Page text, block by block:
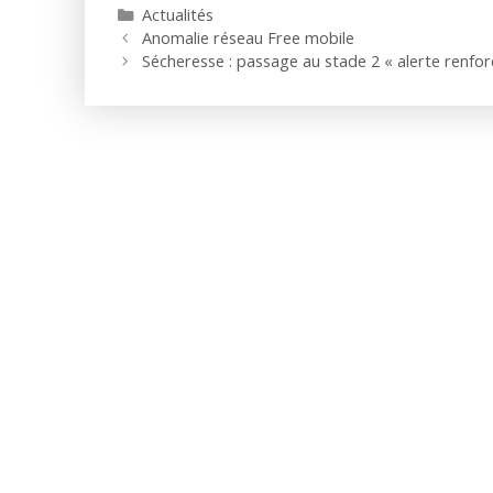
Catégories
Actualités
Anomalie réseau Free mobile
Sécheresse : passage au stade 2 « alerte